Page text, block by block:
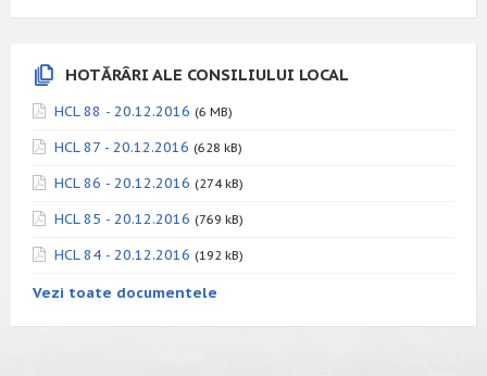
HOTĂRÂRI ALE CONSILIULUI LOCAL
HCL 88 - 20.12.2016 (6 MB)
HCL 87 - 20.12.2016 (628 kB)
HCL 86 - 20.12.2016 (274 kB)
HCL 85 - 20.12.2016 (769 kB)
HCL 84 - 20.12.2016 (192 kB)
Vezi toate documentele